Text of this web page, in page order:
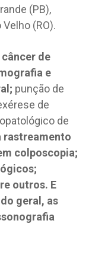
(PB),
(RO).
de
e
punção de
de
de
rastreamento
colposcopia;
outros. E
geral, as